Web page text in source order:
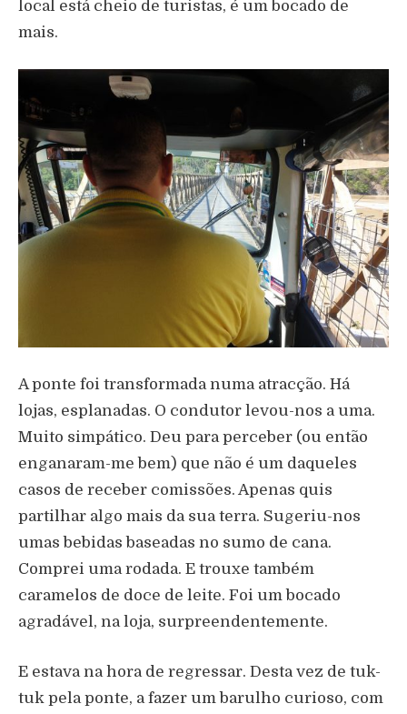
local está cheio de turistas, é um bocado de
mais.
A ponte foi transformada numa atracção. Há
lojas, esplanadas. O condutor levou-nos a uma.
Muito simpático. Deu para perceber (ou então
enganaram-me bem) que não é um daqueles
casos de receber comissões. Apenas quis
partilhar algo mais da sua terra. Sugeriu-nos
umas bebidas baseadas no sumo de cana.
Comprei uma rodada. E trouxe também
caramelos de doce de leite. Foi um bocado
agradável, na loja, surpreendentemente.
E estava na hora de regressar. Desta vez de tuk-
tuk pela ponte, a fazer um barulho curioso, com